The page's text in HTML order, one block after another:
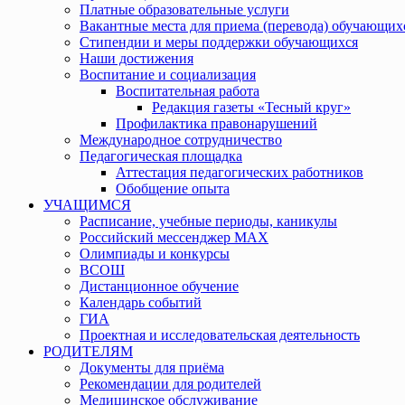
Платные образовательные услуги
Вакантные места для приема (перевода)
Стипендии и меры поддержки обучающихся
Наши достижения
Воспитание и социализация
Воспитательная работа
Редакция газеты «Тесный круг»
Профилактика правонарушений
Международное сотрудничество
Педагогическая площадка
Аттестация педагогических работников
Обобщение опыта
УЧАЩИМСЯ
Расписание, учебные периоды, каникулы
Российский мессенджер MAX
Олимпиады и конкурсы
ВСОШ
Дистанционное обучение
Календарь событий
ГИА
Проектная и исследовательская деятельность
РОДИТЕЛЯМ
Документы для приёма
Рекомендации для родителей
Медицинское обслуживание